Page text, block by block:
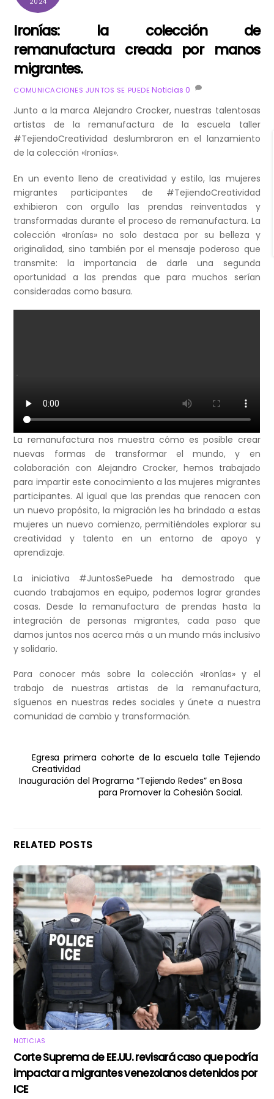
Ironías: la colección de
remanufactura creada por manos
migrantes.
COMUNICACIONES JUNTOS SE PUEDE Noticias 0
Junto a la marca Alejandro Crocker, nuestras talentosas
artistas de la remanufactura de la escuela taller
#TejiendoCreatividad deslumbraron en el lanzamiento
de la colección «Ironías».
En un evento lleno de creatividad y estilo, las mujeres
migrantes participantes de #TejiendoCreatividad
exhibieron con orgullo las prendas reinventadas y
transformadas durante el proceso de remanufactura. La
colección «Ironías» no solo destaca por su belleza y
originalidad, sino también por el mensaje poderoso que
transmite: la importancia de darle una segunda
oportunidad a las prendas que para muchos serían
consideradas como basura.
La remanufactura nos muestra cómo es posible crear
nuevas formas de transformar el mundo, y en
colaboración con Alejandro Crocker, hemos trabajado
para impartir este conocimiento a las mujeres migrantes
participantes. Al igual que las prendas que renacen con
un nuevo propósito, la migración les ha brindado a estas
mujeres un nuevo comienzo, permitiéndoles explorar su
creatividad y talento en un entorno de apoyo y
aprendizaje.
La iniciativa #JuntosSePuede ha demostrado que
cuando trabajamos en equipo, podemos lograr grandes
cosas. Desde la remanufactura de prendas hasta la
integración de personas migrantes, cada paso que
damos juntos nos acerca más a un mundo más inclusivo
y solidario.
Para conocer más sobre la colección «Ironías» y el
trabajo de nuestras artistas de la remanufactura,
síguenos en nuestras redes sociales y únete a nuestra
comunidad de cambio y transformación.
Egresa primera cohorte de la escuela talle Tejiendo
Creatividad
Inauguración del Programa “Tejiendo Redes” en Bosa
para Promover la Cohesión Social.
RELATED POSTS
NOTICIAS
Corte Suprema de EE.UU. revisará caso que podría
impactar a migrantes venezolanos detenidos por
ICE